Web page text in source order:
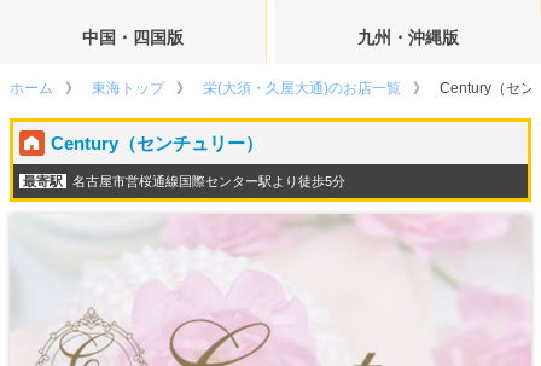
中国・四国版 九州・沖縄版
ホーム 東海トップ 栄(大須・久屋大通)のお店一覧 Century（セン
Century（センチュリー）
最寄駅 名古屋市営桜通線国際センター駅より徒歩5分